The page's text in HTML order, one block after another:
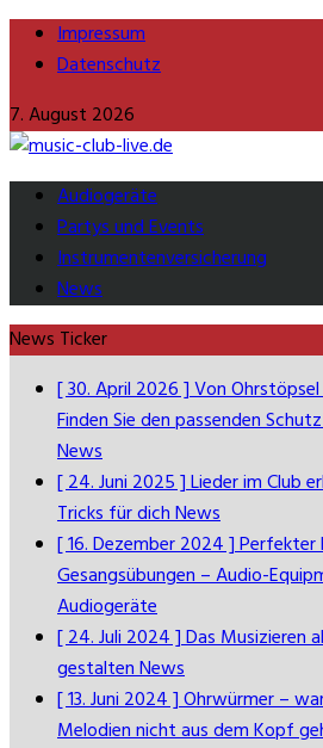
Impressum
Datenschutz
7. August 2026
Audiogeräte
Partys und Events
Instrumentenversicherung
News
News Ticker
[ 30. April 2026 ]Von
Finden Sie den passenden
News
[ 24. Juni 2025 ]Lieder im Club
Tricks für dichNews
[ 16. Dezember 2024 ]Perfekter
Gesangsübungen – Audio-
Audiogeräte
[ 24. Juli 2024 ]Das Musizieren
gestaltenNews
[ 13. Juni 2024 ]Ohrwürmer –
Melodien nicht aus dem Kopf